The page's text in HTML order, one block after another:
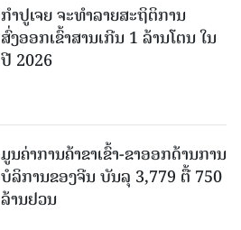
ກຳປູເຈຍ ຈະທຳລາຍສະຖິຕິການ
ສົ່ງອອກເຂົ້າສານເກີນ 1 ລ້ານໂຕນ ໃນ
ປີ 2026
ມູນຄ່າການຄ້າຂາເຂົ້າ-ຂາອອກດ້ານການ
ບໍລິການຂອງຈີນ ບັນລຸ 3,779 ຕື້ 750
ລ້ານຢວນ